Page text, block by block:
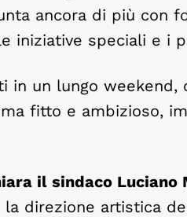
ancora di più con
iniziative speciali e i
in un lungo weekend,
fitto e ambizioso,
il sindaco Luciano
direzione artistica